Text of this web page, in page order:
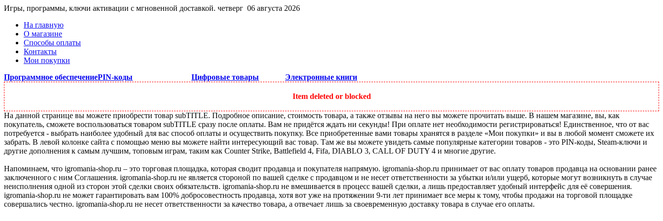
Игры, программы, ключи активации с мгновенной доставкой. четверг 06 августа 2026
На главную
О магазине
Способы оплаты
Контакты
Мои покупки
Программное обеспечениеPIN-коды Цифровые товары Электронные книги
Item deleted or blocked
На данной странице вы можете приобрести товар subTITLE. Подробное описание, стоимость товара, а также отзывы на него вы можете прочитать выше. В нашем магазине, вы, как
покупатель, сможете воспользоваться товаром subTITLE сразу после оплаты. Вам не придётся ждать ни секунды! При оплате нет необходимости регистрироваться! Единственное, что от вас
потребуется - выбрать наиболее удобный для вас способ оплаты и осуществить покупку. Все приобретенные вами товары хранятся в разделе «Мои покупки» и вы в любой момент сможете их
забрать. В левой колонке сайта с помощью меню вы можете найти интересующий вас товар. Там же вы можете увидеть самые популярные категории товаров - это PIN-коды, Steam-ключи и
другие дополнения к самым лучшим, топовым играм, таким как Counter Strike, Battlefield 4, Fifa, DIABLO 3, CALL OF DUTY 4 и многие другие.
Напоминаем, что igromania-shop.ru – это торговая площадка, которая сводит продавца и покупателя напрямую. igromania-shop.ru принимает от вас оплату товаров продавца на основании ранее
заключенного с ним Соглашения. igromania-shop.ru не является стороной по вашей сделке с продавцом и не несет ответственности за убытки и/или ущерб, которые могут возникнуть в случае
неисполнения одной из сторон этой сделки своих обязательств. igromania-shop.ru не вмешивается в процесс вашей сделки, а лишь предоставляет удобный интерфейс для её совершения.
igromania-shop.ru не может гарантировать вам 100% добросовестность продавца, хотя вот уже на протяжении 9-ти лет принимает все меры к тому, чтобы продажи на торговой площадке
совершались честно. igromania-shop.ru не несет ответственности за качество товара, а отвечает лишь за своевременную доставку товара в случае его оплаты.